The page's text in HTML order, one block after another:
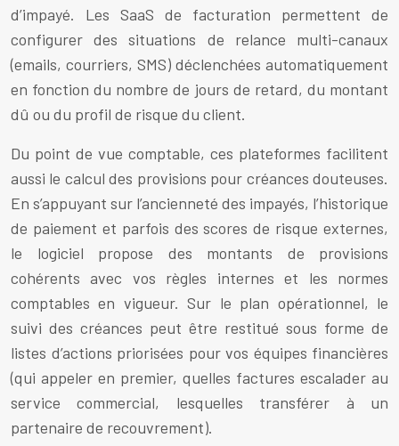
d’impayé. Les SaaS de facturation permettent de
configurer des situations de relance multi-canaux
(emails, courriers, SMS) déclenchées automatiquement
en fonction du nombre de jours de retard, du montant
dû ou du profil de risque du client.
Du point de vue comptable, ces plateformes facilitent
aussi le calcul des provisions pour créances douteuses.
En s’appuyant sur l’ancienneté des impayés, l’historique
de paiement et parfois des scores de risque externes,
le logiciel propose des montants de provisions
cohérents avec vos règles internes et les normes
comptables en vigueur. Sur le plan opérationnel, le
suivi des créances peut être restitué sous forme de
listes d’actions priorisées pour vos équipes financières
(qui appeler en premier, quelles factures escalader au
service commercial, lesquelles transférer à un
partenaire de recouvrement).